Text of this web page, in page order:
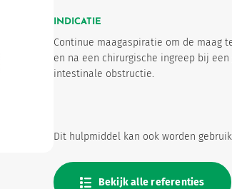
INDICATIE
Continue maagaspiratie om de maag
en na een chirurgische ingreep bij
intestinale obstructie.
Dit hulpmiddel kan ook worden
Bekijk alle referenties